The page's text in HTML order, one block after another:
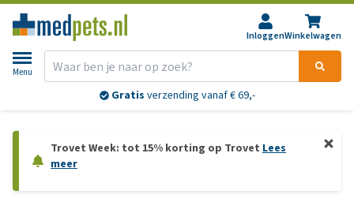
InloggenWinkelwagen
Menu
Gratis verzending vanaf € 69,-
Trovet Week: tot 15% korting op Trovet Lees
meer